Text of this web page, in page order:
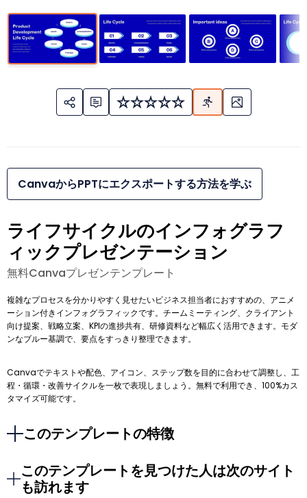
CanvaからPPTにエクスポートする方法を学ぶ
ライフサイクルのインフォグラフ
ィックプレゼンテーション
無料Canvaプレゼンテンプレート
複雑なプロセスを分かりやすく見せたいビジネス担当者におすすめの、アニメ
ーション付きインフォグラフィックです。チームミーティング、クライアント
向け提案、戦略立案、KPIの進捗共有、研修資料など幅広く活用できます。モダ
ンなブルー基調で、要点をすっきり整理できます。
Canvaでテキストや配色、アイコン、ステップ数を目的に合わせて調整し、工
程・循環・改善サイクルを一枚で表現しましょう。無料で利用でき、100%カス
タマイズ可能です。
このテンプレートの特徴
このテンプレートを見つけた人は次のサイト
も訪れます